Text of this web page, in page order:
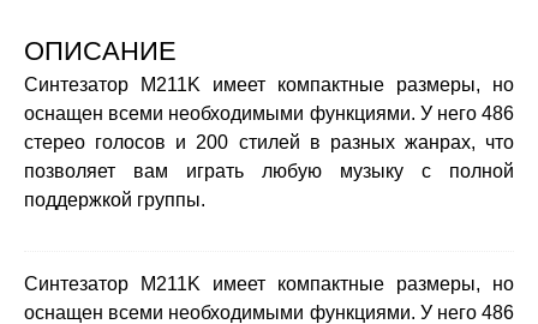
ОПИСАНИЕ
Синтезатор M211K имеет компактные размеры, но
оснащен всеми необходимыми функциями. У него 486
стерео голосов и 200 стилей в разных жанрах, что
позволяет вам играть любую музыку с полной
поддержкой группы.
Синтезатор M211K имеет компактные размеры, но
оснащен всеми необходимыми функциями. У него 486